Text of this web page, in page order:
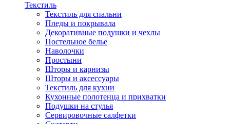
Текстиль
Текстиль для спальни
Пледы и покрывала
Декоративные подушки и чехлы
Постельное белье
Наволочки
Простыни
Шторы и карнизы
Шторы и аксессуары
Текстиль для кухни
Кухонные полотенца и прихватки
Подушки на стулья
Сервировочные салфетки